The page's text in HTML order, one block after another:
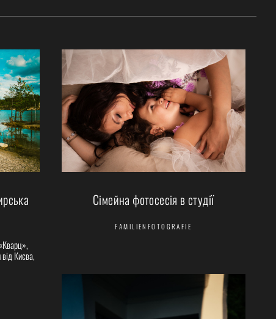
Києва,
Сімейна фотосесія в студії
FAMILIENFOTOGRAFIE